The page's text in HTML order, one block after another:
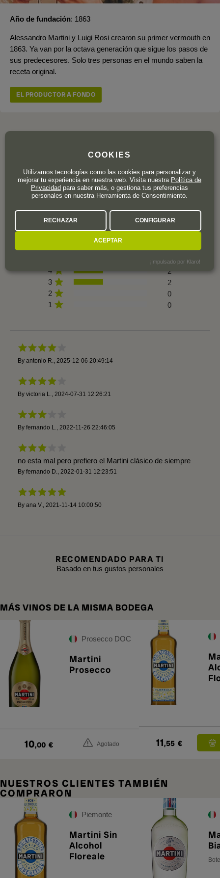
Año de fundación 1863
Alessandro Martini y Luigi Rosi crearon su primer vermouth en
1863. Ya van por la octava generación que sigue los pasos de
sus predecesores. Solo tres personas en el mundo saben la
receta original.
EL PRODUCTOR A FONDO
OPINION DE LOS CLIENTES
3,8
5 valoraciones
1
4
2
3
2
2
0
1
0
By antonio R. 2025-12-06 20:49:14
By victoria L. 2024-07-31 12:26:21
By fernando L. 2022-11-26 22:46:05
no esta mal pero prefiero el Martini clásico de siempre
By fernando D. 2022-01-31 12:23:51
By ana V. 2021-11-14 10:00:50
RECOMENDADO PARA TI
Basado en tus gustos personales
MÁS VINOS DE LA MISMA BODEGA
Prosecco DOC
Martini
Prosecco
10,00 € Agotado 11,55 €
NUESTROS CLIENTES TAMBIÉN
COMPRARON
Piemonte
Martini Sin
Alcohol
Floreale
COOKIES
Utilizamos tecnologías como las cookies para personalizar y
mejorar tu experiencia en nuestra web. Visita nuestra Política de
Privacidadpara saber más, o gestiona tus preferencias
personales en nuestra Herramienta de Consentimiento.
RECHAZAR CONFIGURAR
ACEPTAR
¡Impulsado por Klaro!